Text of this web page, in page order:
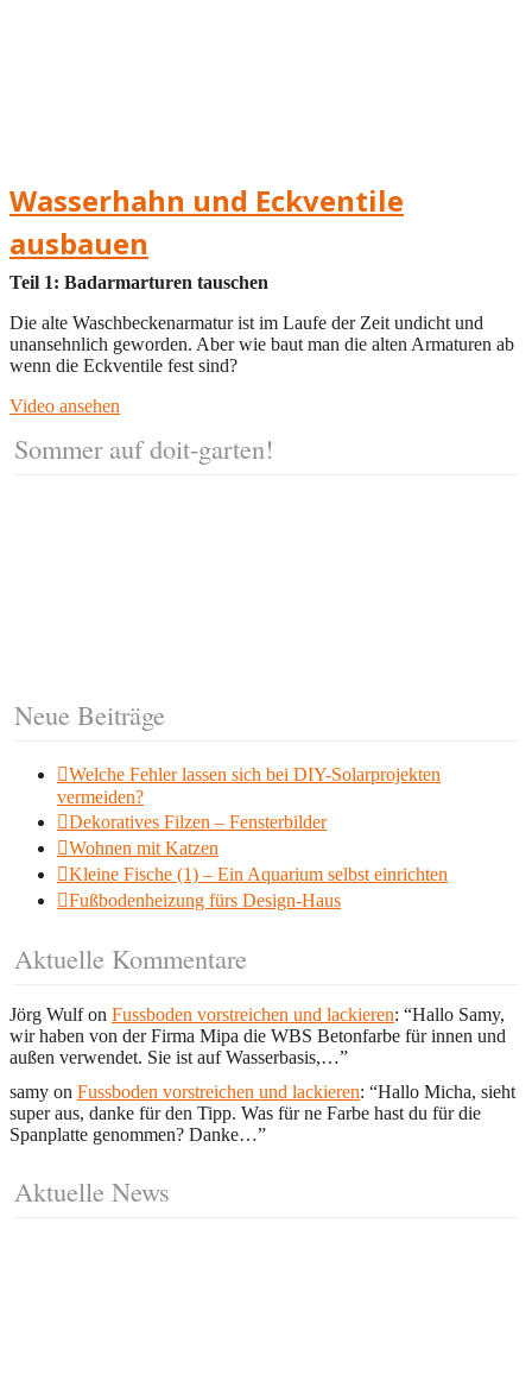
Wasserhahn und Eckventile
ausbauen
Teil 1: Badarmarturen tauschen
Die alte Waschbeckenarmatur ist im Laufe der Zeit undicht und
unansehnlich geworden. Aber wie baut man die alten Armaturen ab
wenn die Eckventile fest sind?
Video ansehen
Sommer auf doit-garten!
Neue Beiträge
Welche Fehler lassen sich bei DIY-Solarprojekten
vermeiden?
Dekoratives Filzen – Fensterbilder
Wohnen mit Katzen
Kleine Fische (1) – Ein Aquarium selbst einrichten
Fußbodenheizung fürs Design-Haus
Aktuelle Kommentare
Jörg Wulfon Fussboden vorstreichen und lackieren: “Hallo Samy,
wir haben von der Firma Mipa die WBS Betonfarbe für innen und
außen verwendet. Sie ist auf Wasserbasis,…”
samy on Fussboden vorstreichen und lackieren: “Hallo Micha, sieht
super aus, danke für den Tipp. Was für ne Farbe hast du für die
Spanplatte genommen? Danke…”
Aktuelle News